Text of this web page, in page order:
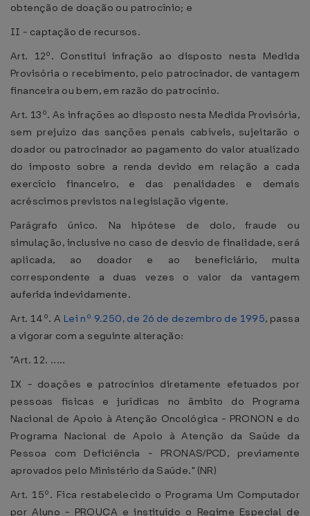
obtenção de doação ou patrocínio; e
II - captação de recursos.
Art. 12º. Constitui infração ao disposto nesta Medida
Provisória o recebimento, pelo patrocinador, de vantagem
financeira ou bem, em razão do patrocínio.
Art. 13º. As infrações ao disposto nesta Medida Provisória,
sem prejuízo das sanções penais cabíveis, sujeitarão o
doador ou patrocinador ao pagamento do valor atualizado
do imposto sobre a renda devido em relação a cada
exercício financeiro, e das penalidades e demais
acréscimos previstos na legislação vigente.
Parágrafo único. Na hipótese de dolo, fraude ou
simulação, inclusive no caso de desvio de finalidade, será
aplicada, ao doador e ao beneficiário, multa
correspondente a duas vezes o valor da vantagem
auferida indevidamente.
Art. 14º. A Lei nº 9.250, de 26 de dezembro de 1995, passa
a vigorar com a seguinte alteração:
"Art. 12. .....
IX - doações e patrocínios diretamente efetuados por
pessoas físicas e jurídicas no âmbito do Programa
Nacional de Apoio à Atenção Oncológica - PRONON e do
Programa Nacional de Apoio à Atenção da Saúde da
Pessoa com Deficiência - PRONAS/PCD, previamente
aprovados pelo Ministério da Saúde." (NR)
Art. 15º. Fica restabelecido o Programa Um Computador
por Aluno - PROUCA e instituído o Regime Especial de